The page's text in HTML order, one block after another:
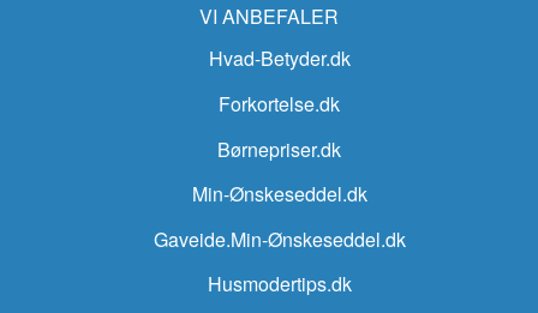
VI ANBEFALER
Hvad-Betyder.dk
Forkortelse.dk
Børnepriser.dk
Min-Ønskeseddel.dk
Gaveide.Min-Ønskeseddel.dk
Husmodertips.dk